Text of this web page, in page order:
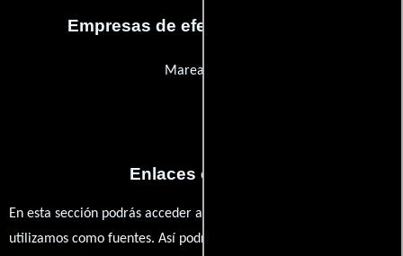
Empresas de efectos especiales
Marea Films
Enlaces externos
En esta sección podrás acceder a los recursos externos que
utilizamos como fuentes. Así podrás chequear toda la